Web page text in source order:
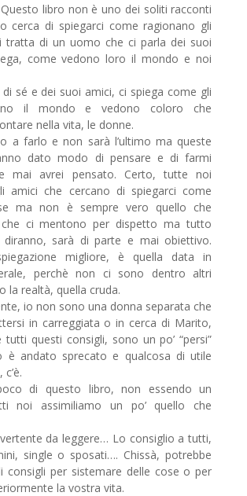
Questo libro non è uno dei soliti racconti
cerca di spiegarci come ragionano gli
tratta di un uomo che ci parla dei suoi
come vedono loro il mondo e noi
di sé e dei suoi amici, ci spiega come gli
il mondo e vedono coloro che
nella vita, le donne.
a farlo e non sarà l’ultimo ma queste
dato modo di pensare e di farmi
mai avrei pensato. Certo, tutte noi
amici che cercano di spiegarci come
ma non è sempre vero quello che
ci mentono per dispetto ma tutto
diranno, sarà di parte e mai obiettivo.
migliore, è quella data in
perchè non ci sono dentro altri
la realtà, quella cruda.
io non sono una donna separata che
in carreggiata o in cerca di Marito,
tutti questi consigli, sono un po’ “persi”
è andato sprecato e qualcosa di utile
di questo libro, non essendo un
noi assimiliamo un po’ quello che
da leggere… Lo consiglio a tutti,
single o sposati…. Chissà, potrebbe
consigli per sistemare delle cose o per
la vostra vita.